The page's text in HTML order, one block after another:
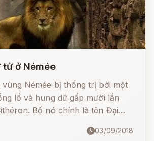
ở Némée
Némée bị thống trị bởi một
lồ và hung dữ gấp mười lần
Bố nó chính là tên Đại
một con quỷ cái nửa người nửa
03/09/2018